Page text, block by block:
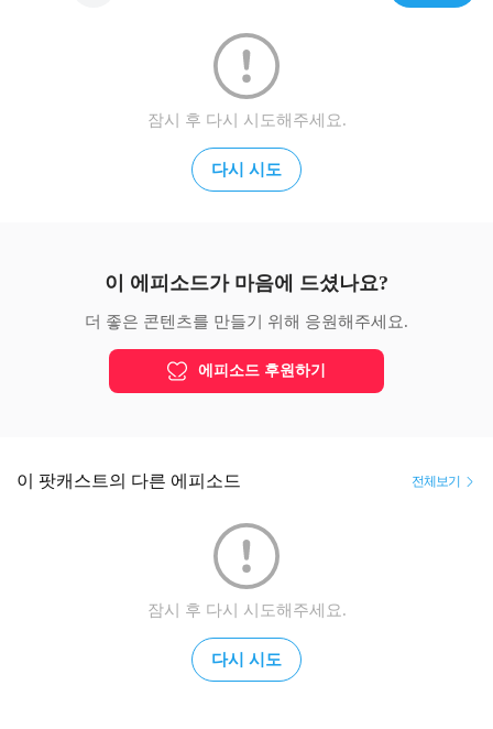
잠시 후 다시 시도해주세요.
다시 시도
이 에피소드가 마음에 드셨나요?
더 좋은 콘텐츠를 만들기 위해 응원해주세요.
에피소드 후원하기
이 팟캐스트의 다른 에피소드 전체보기
잠시 후 다시 시도해주세요.
다시 시도